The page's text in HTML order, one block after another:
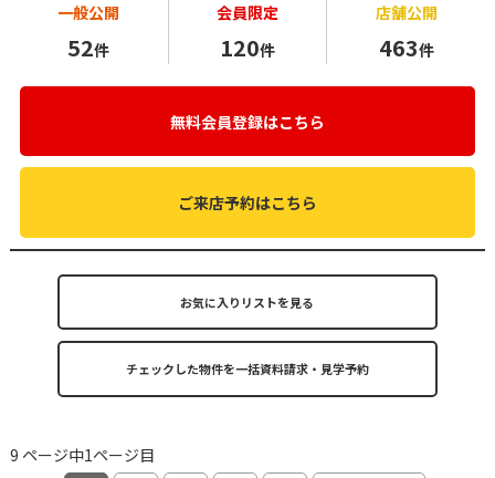
一般公開
52件
会員限定
120件
店舗公開
463件
無料会員登録はこちら
ご来店予約はこちら
お気に入りリストを見る
9 ページ中1ページ目